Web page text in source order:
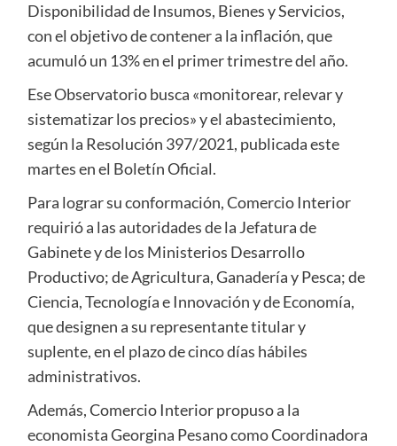
Disponibilidad de Insumos, Bienes y Servicios,
con el objetivo de contener a la inflación, que
acumuló un 13% en el primer trimestre del año.
Ese Observatorio busca «monitorear, relevar y
sistematizar los precios» y el abastecimiento,
según la Resolución 397/2021, publicada este
martes en el Boletín Oficial.
Para lograr su conformación, Comercio Interior
requirió a las autoridades de la Jefatura de
Gabinete y de los Ministerios Desarrollo
Productivo; de Agricultura, Ganadería y Pesca; de
Ciencia, Tecnología e Innovación y de Economía,
que designen a su representante titular y
suplente, en el plazo de cinco días hábiles
administrativos.
Además, Comercio Interior propuso a la
economista Georgina Pesano como Coordinadora